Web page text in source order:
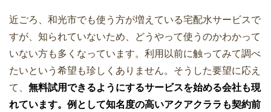
近ごろ、和光市でも使う方が増えている宅配水サービスで
すが、知られていないため、どうやって使うのかわかって
いない方も多くなっています。利用以前に触ってみて調べ
たいという希望も珍しくありません。そうした要望に応え
て、 無料試用できるようにするサービスを始める会社も現
れています。例として知名度の高いアクアクララも契約前